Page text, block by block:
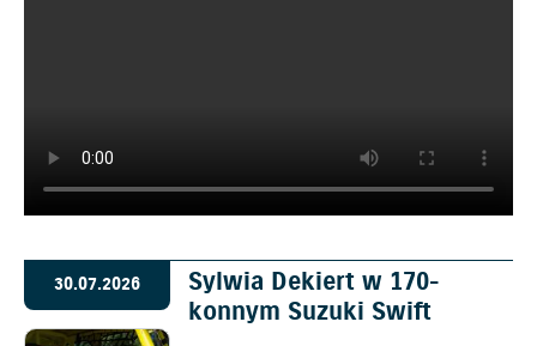
30.07.2026
Sylwia Dekiert w 170-
konnym Suzuki Swift